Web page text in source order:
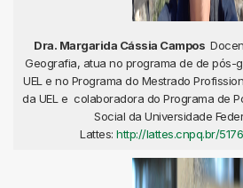
Dra. Margarida Cássia Campos
Geografia, atua no programa de de pós-
UEL e no Programa do Mestrado
da UEL e colaboradora do Programa de
Social da Universidade
Lattes: http://lattes.cnpq.br/